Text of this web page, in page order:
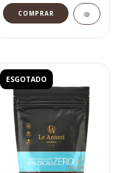
ESGOTADO